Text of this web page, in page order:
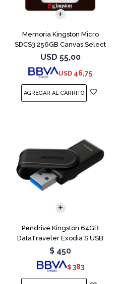
Memoria Kingston Micro
SDCS3 256GB Canvas Select
Plus
USD 55,00
USD 46,75
Pendrive Kingston 64GB
DataTraveler Exodia S USB
3.2
$ 450
$ 383